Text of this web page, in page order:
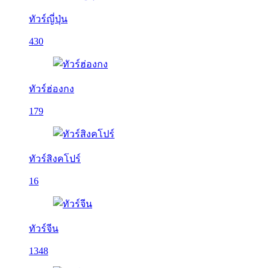
ทัวร์ญี่ปุ่น
430
ทัวร์ฮ่องกง
179
ทัวร์สิงคโปร์
16
ทัวร์จีน
1348